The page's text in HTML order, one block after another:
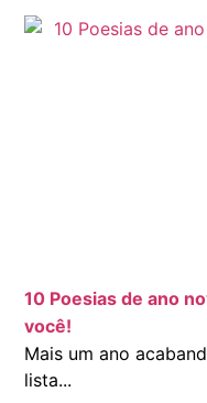
10 Poesias de ano
você!
Mais um ano
lista...